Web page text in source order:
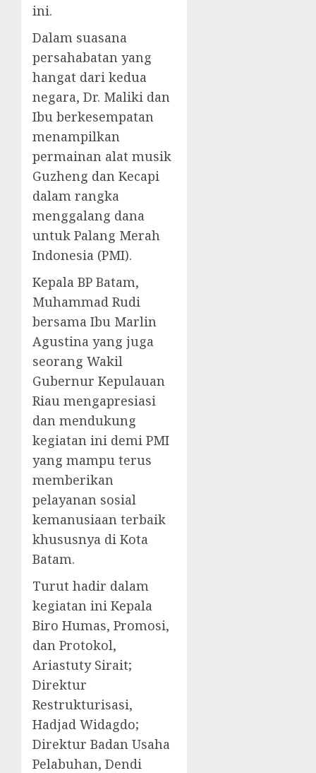
ini.
Dalam suasana
persahabatan yang
hangat dari kedua
negara, Dr. Maliki dan
Ibu berkesempatan
menampilkan
permainan alat musik
Guzheng dan Kecapi
dalam rangka
menggalang dana
untuk Palang Merah
Indonesia (PMI).
Kepala BP Batam,
Muhammad Rudi
bersama Ibu Marlin
Agustina yang juga
seorang Wakil
Gubernur Kepulauan
Riau mengapresiasi
dan mendukung
kegiatan ini demi PMI
yang mampu terus
memberikan
pelayanan sosial
kemanusiaan terbaik
khususnya di Kota
Batam.
Turut hadir dalam
kegiatan ini Kepala
Biro Humas, Promosi,
dan Protokol,
Ariastuty Sirait;
Direktur
Restrukturisasi,
Hadjad Widagdo;
Direktur Badan Usaha
Pelabuhan, Dendi